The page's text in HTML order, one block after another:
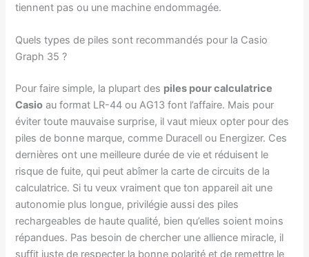
tiennent pas ou une machine endommagée.
Quels types de piles sont recommandés pour la Casio
Graph 35 ?
Pour faire simple, la plupart des piles pour calculatrice
Casio au format LR-44 ou AG13 font l’affaire. Mais pour
éviter toute mauvaise surprise, il vaut mieux opter pour des
piles de bonne marque, comme Duracell ou Energizer. Ces
dernières ont une meilleure durée de vie et réduisent le
risque de fuite, qui peut abîmer la carte de circuits de la
calculatrice. Si tu veux vraiment que ton appareil ait une
autonomie plus longue, privilégie aussi des piles
rechargeables de haute qualité, bien qu’elles soient moins
répandues. Pas besoin de chercher une allience miracle, il
suffit juste de respecter la bonne polarité et de remettre le